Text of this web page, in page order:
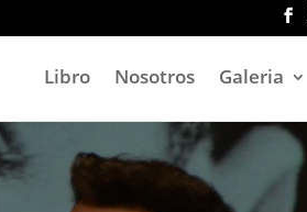
Libro Nosotros Galeria